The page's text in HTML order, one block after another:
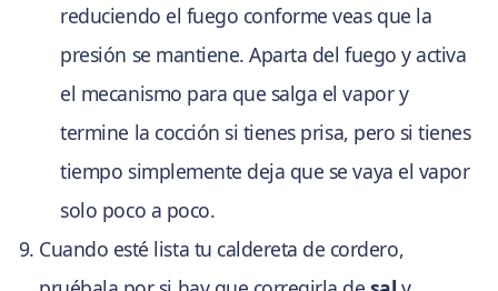
reduciendo el fuego conforme veas que la
presión se mantiene. Aparta del fuego y activa
el mecanismo para que salga el vapor y
termine la cocción si tienes prisa, pero si tienes
tiempo simplemente deja que se vaya el vapor
solo poco a poco.
Cuando esté lista tu caldereta de cordero,